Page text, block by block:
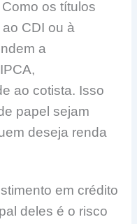
os títulos
CDI ou à
a
ao cotista. Isso
papel sejam
deseja renda
em crédito
deles é o risco